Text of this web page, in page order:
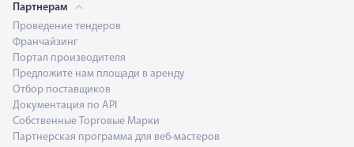
Партнерам
Проведение тендеров
Франчайзинг
Портал производителя
Предложите нам площади в аренду
Отбор поставщиков
Документация по API
Собственные Торговые Марки
Партнерская программа для веб-мастеров